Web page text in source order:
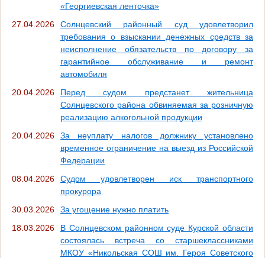
«Георгиевская ленточка»
27.04.2026
Солнцевский районный суд удовлетворил
требования о взыскании денежных средств за
неисполнение обязательств по договору за
гарантийное обслуживание и ремонт
автомобиля
20.04.2026
Перед судом предстанет жительница
Солнцевского района обвиняемая за розничную
реализацию алкогольной продукции
20.04.2026
За неуплату налогов должнику установлено
временное ограничение на выезд из Российской
Федерации
08.04.2026
Судом удовлетворен иск транспортного
прокурора
30.03.2026
За угощение нужно платить
18.03.2026
В Солнцевском районном суде Курской области
состоялась встреча со старшеклассниками
МКОУ «Никольская СОШ им. Героя Советского